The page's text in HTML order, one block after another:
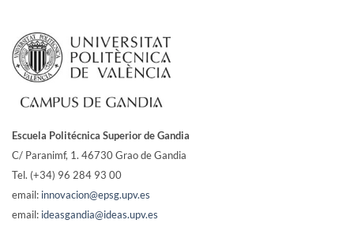
Escuela Politécnica Superior de Gandia
C/ Paranimf, 1. 46730 Grao de Gandia
Tel. (+34) 96 284 93 00
email: innovacion@epsg.upv.es
email: ideasgandia@ideas.upv.es